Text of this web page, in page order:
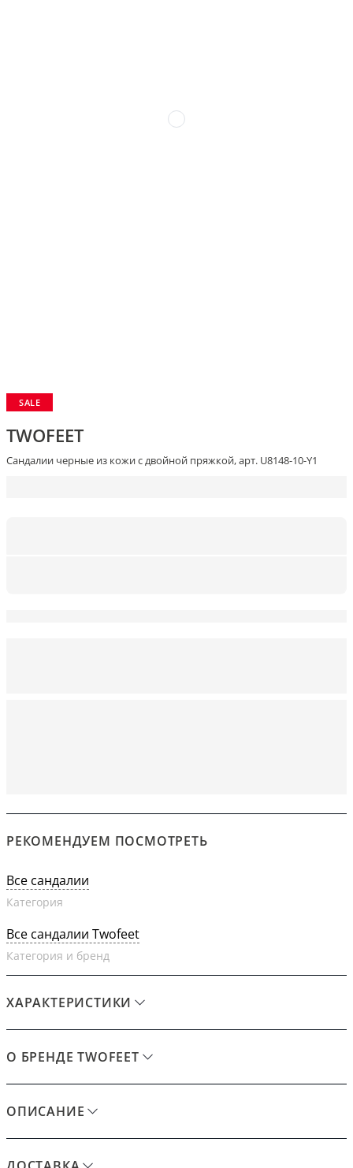
SALE
TWOFEET
Сандалии черные из кожи с двойной пряжкой, арт. U8148-10-Y1
РЕКОМЕНДУЕМ ПОСМОТРЕТЬ
Все сандалии
Категория
Все сандалии Twofeet
Категория и бренд
ХАРАКТЕРИСТИКИ
О БРЕНДЕ TWOFEET
ОПИСАНИЕ